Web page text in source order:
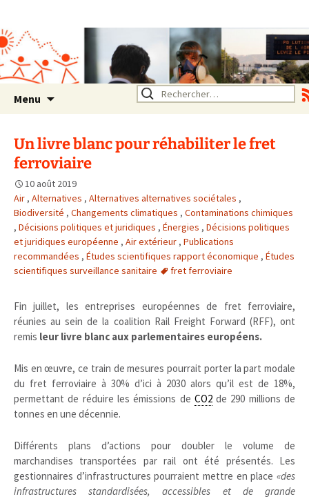
Rhône Alpes
Un environnement sain pour
la santé de tous
Menu Rechercher :
Un livre blanc pour réhabiliter le fret
ferroviaire
10 août 2019
Air , Alternatives , Alternatives alternatives sociétales ,
Biodiversité , Changements climatiques , Contaminations chimiques
, Décisions politiques et juridiques , Énergies , Décisions politiques
et juridiques européenne , Air extérieur , Publications
recommandées , Études scientifiques rapport économique , Études
scientifiques surveillance sanitaire
fret ferroviaire
Fin juillet, les entreprises européennes de fret ferroviaire,
réunies au sein de la coalition Rail Freight Forward (RFF), ont
remis leur livre blanc aux parlementaires européens.
Mis en œuvre, ce train de mesures pourrait porter la part modale
du fret ferroviaire à 30% d’ici à 2030 alors qu’il est de 18%,
permettant de réduire les émissions de CO2de 290 millions de
tonnes en une décennie.
Différents plans d’actions pour doubler le volume de
marchandises transportées par rail ont été présentés. Les
gestionnaires d’infrastructures pourraient mettre en place «des
infrastructures standardisées, accessibles et de grande